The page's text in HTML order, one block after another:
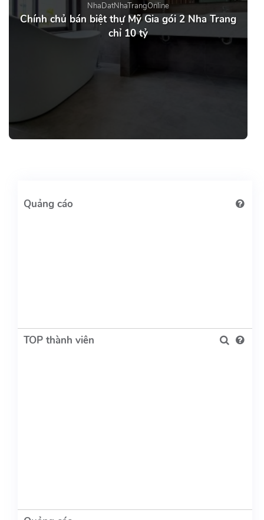
NhaDatNhaTrangOnline
Chính chủ bán biệt thự Mỹ Gia gói 2 Nha Trang
chỉ 10 tỷ
TOP thành viên